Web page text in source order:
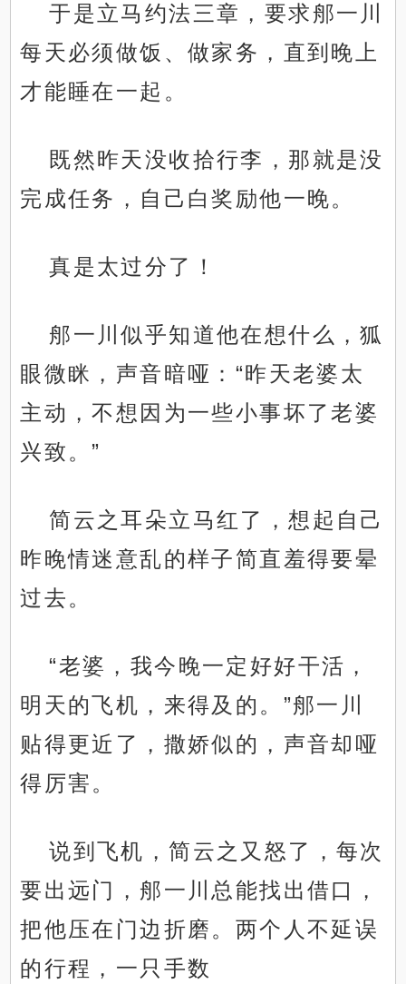
于是立马约法三章，要求郍一川
每天必须做饭、做家务，直到晚上
才能睡在一起。
既然昨天没收拾行李，那就是没
完成任务，自己白奖励他一晚。
真是太过分了！
郍一川似乎知道他在想什么，狐
眼微眯，声音暗哑：“昨天老婆太
主动，不想因为一些小事坏了老婆
兴致。”
简云之耳朵立马红了，想起自己
昨晚情迷意乱的样子简直羞得要晕
过去。
“老婆，我今晚一定好好干活，
明天的飞机，来得及的。”郍一川
贴得更近了，撒娇似的，声音却哑
得厉害。
说到飞机，简云之又怒了，每次
要出远门，郍一川总能找出借口，
把他压在门边折磨。两个人不延误
的行程，一只手数